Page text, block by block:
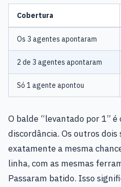
Cobertura
Os 3 agentes apontaram
2 de 3 agentes apontaram
Só 1 agente apontou
O balde “levantado por 1” é
discordância. Os outros
exatamente a mesma
linha, com as mesmas
Passaram batido. Isso